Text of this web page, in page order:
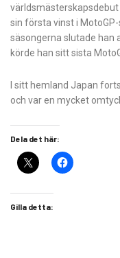
sin första vinst i
säsongerna slutade han
körde han sitt sista
I sitt hemland Japan
och var en mycket
Dela det här:
Gilla detta: